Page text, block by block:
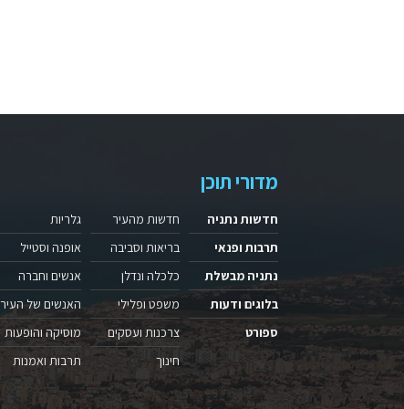
מדורי תוכן
חדשות נתניה
תרבות ופנאי
נתניה מבשלת
בלוגים ודעות
ספורט
חדשות מהעיר
בריאות וסביבה
כלכלה ונדלן
משפט ופלילי
צרכנות ועסקים
חינוך
גלריות
אופנה וסטייל
אנשים וחברה
האנשים של העיר
מוסיקה והופעות
תרבות ואמנות